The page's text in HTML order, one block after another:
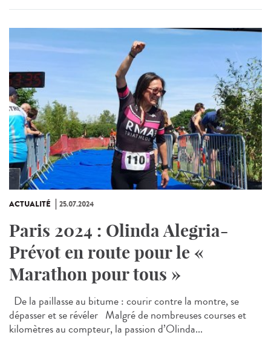
ACTUALITÉ 25.07.2024
Paris 2024 : Olinda Alegria-
Prévot en route pour le «
Marathon pour tous »
De la paillasse au bitume : courir contre la montre, se
dépasser et se révéler Malgré de nombreuses courses et
kilomètres au compteur, la passion d’Olinda...